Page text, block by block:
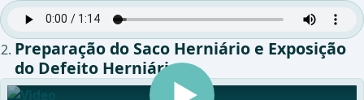
Preparação do Saco Herniário e Exposição
do Defeito Herniário